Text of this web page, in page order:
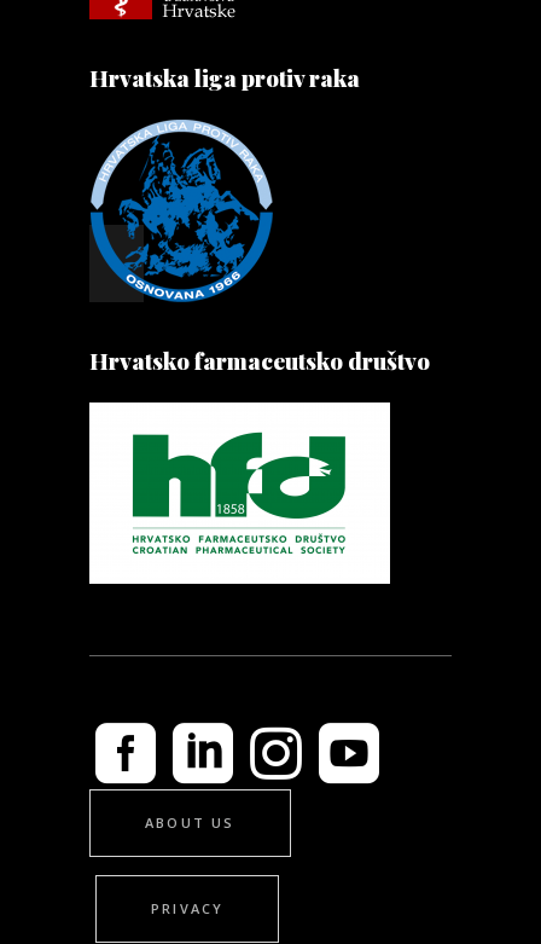
Hrvatska liga protiv raka
Hrvatsko farmaceutsko društvo
ABOUT US
PRIVACY